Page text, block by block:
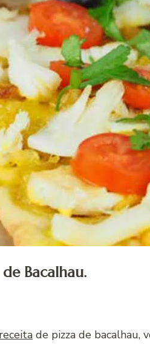
Bacalhau.
receita de pizza de bacalhau,